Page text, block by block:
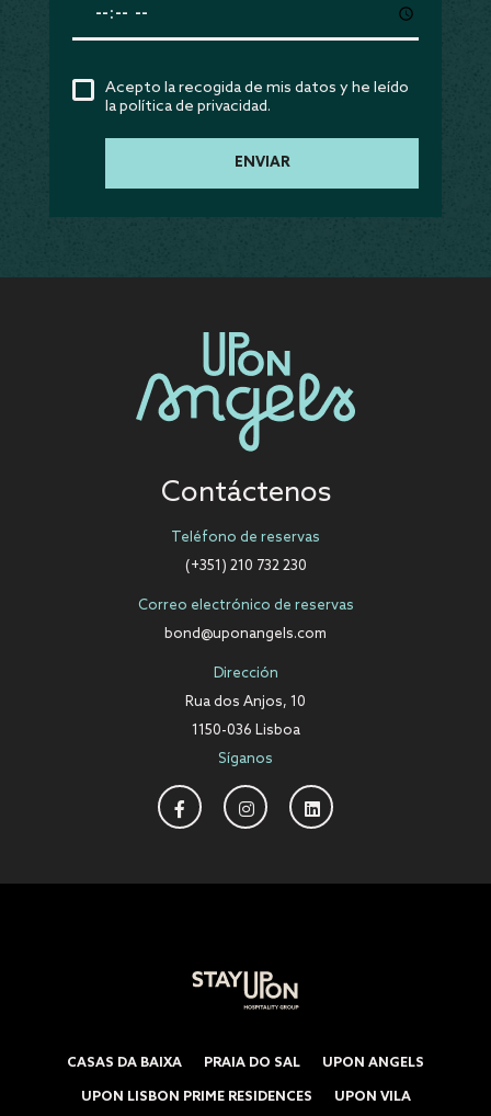
Acepto la recogida de mis datos y he leído
la política de privacidad.
Contáctenos
Teléfono de reservas
(+351) 210 732 230
Correo electrónico de reservas
bond@uponangels.com
Dirección
Rua dos Anjos, 10
1150-036 Lisboa
Síganos
CASAS DA BAIXA PRAIA DO SAL UPON ANGELS
UPON LISBON PRIME RESIDENCES UPON VILA